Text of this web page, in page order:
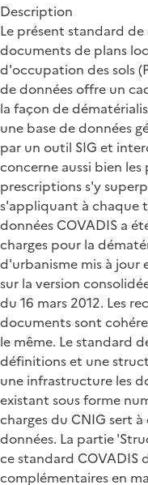
Description
Le présent standard
documents de plans
d'occupation des sols
de données offre un
la façon de
une base de données
par un outil SIG et
concerne aussi bien
prescriptions s'y
s'appliquant à chaque
données COVADIS a
charges pour la
d'urbanisme mis à jour
sur la version
du 16 mars 2012. Les
documents sont
le même. Le standard
définitions et une
une infrastructure les
existant sous forme
charges du CNIG sert
données. La partie
ce standard COVADIS
complémentaires en